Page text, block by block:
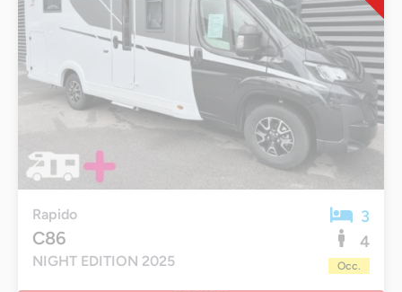
Rapido
C86
NIGHT EDITION 2025
3
4
Occ.